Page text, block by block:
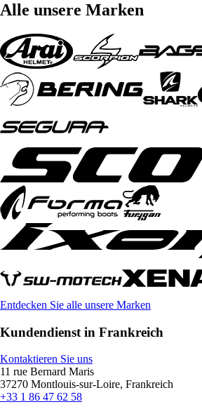
Alle unsere Marken
Entdecken Sie alle unsere Marken
Kundendienst in Frankreich
Kontaktieren Sie uns
11 rue Bernard Maris
37270 Montlouis-sur-Loire, Frankreich
+33 1 86 47 62 58